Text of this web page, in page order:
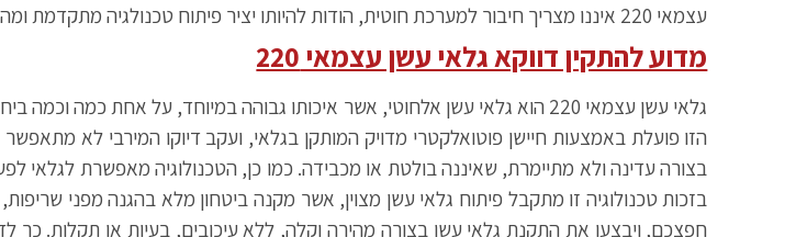
עצמאי 220 איננו מצריך חיבור למערכת חוטית, הודות להיותו יציר פיתוח טכנולגיה מתקדמת ומהפכנית בתחום ההגנה מפני שריפות.
מדוע להתקין דווקא גלאי עשן עצמאי 220
גלאי עשן עצמאי 220 הוא גלאי עשן אלחוטי, אשר איכותו גבוהה במיוחד, על אחת
הזו פועלת באמצעות חיישן פוטואלקטרי מדויק המותקן בגלאי, ועקב דיוקו המירבי לא
בצורה עדינה ולא מתיימרת, שאיננה בולטת או מכבידה. כמו כן, הטכנולוגיה מאפשרת לגלאי
בזכות טכנולוגיה זו מתקבל פיתוח גלאי עשן מצוין, אשר מקנה ביטחון מלא בהגנה מפני
חפצכם, ויבצעו את התקנת גלאי עשן בצורה מהירה וקלה, ללא עיכובים, בעיות או תקלות. כך